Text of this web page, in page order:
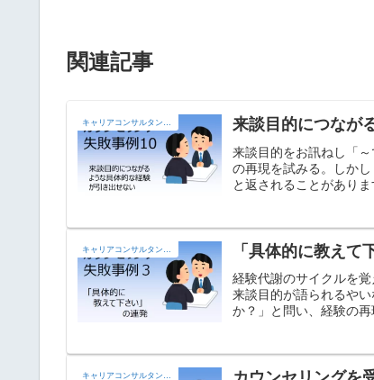
関連記事
キャリアコンサルタントの部屋 来談目的につなが
来談目的をお訊ねし「
の再現を試みる。しか
と返されることがありま
「具体的に教え
経験代謝のサイクルを
来談目的が語られるや
か？」と問い、経験の
キャリアコンサルタントの部屋